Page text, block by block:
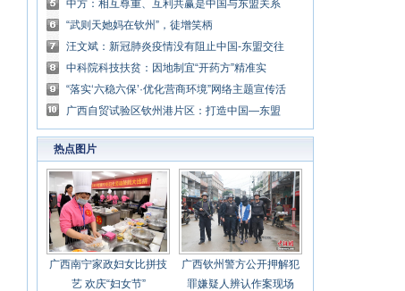
设添动力
中方：相互尊重、互利共赢是中国与东盟关系
发展的鲜明印记
“武则天她妈在钦州”，徒增笑柄
汪文斌：新冠肺炎疫情没有阻止中国-东盟交往
合作
中科院科技扶贫：因地制宜“开药方”精准实
施“拔穷根”
“落实‘六稳六保’·优化营商环境”网络主题宣传活
动总结暨座谈研讨会举行
广西自贸试验区钦州港片区：打造中国—东盟
合作示范区
热点图片
广西南宁家政妇女比拼技
艺 欢庆“妇女节”
广西钦州警方公开押解犯
罪嫌疑人辨认作案现场